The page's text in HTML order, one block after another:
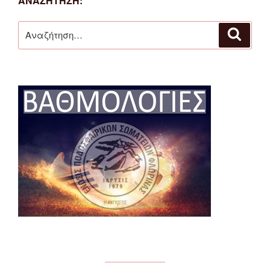
για: